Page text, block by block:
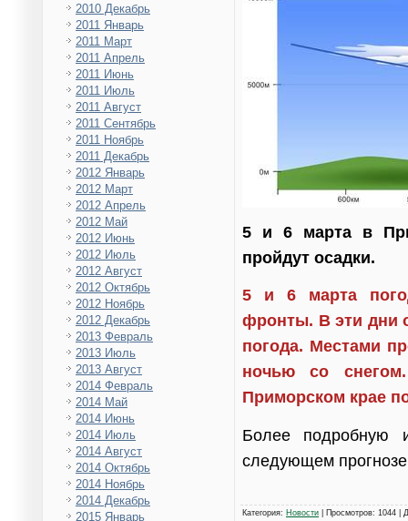
2010 Декабрь
2011 Январь
2011 Март
2011 Апрель
2011 Июнь
2011 Июль
2011 Август
2011 Сентябрь
2011 Ноябрь
2011 Декабрь
2012 Январь
2012 Март
2012 Апрель
2012 Май
2012 Июнь
2012 Июль
2012 Август
2012 Октябрь
2012 Ноябрь
2012 Декабрь
2013 Февраль
2013 Июль
2013 Август
2014 Февраль
2014 Май
2014 Июнь
2014 Июль
2014 Август
2014 Октябрь
2014 Ноябрь
2014 Декабрь
2015 Январь
5 и 6 марта в
пройдут осадки.
5 и 6 марта
фронты. В эти дни
погода. Местами
ночью со
Приморском крае
Более
следующем
Категория: Новости Просмотров: 1044 |